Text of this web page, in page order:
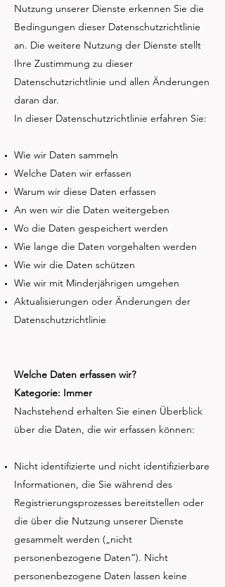
Nutzung unserer Dienste erkennen Sie die
Bedingungen dieser Datenschutzrichtlinie
an. Die weitere Nutzung der Dienste stellt
Ihre Zustimmung zu dieser
Datenschutzrichtlinie und allen Änderungen
daran dar.
In dieser Datenschutzrichtlinie erfahren Sie:
Wie wir Daten sammeln
Welche Daten wir erfassen
Warum wir diese Daten erfassen
An wen wir die Daten weitergeben
Wo die Daten gespeichert werden
Wie lange die Daten vorgehalten werden
Wie wir die Daten schützen
Wie wir mit Minderjährigen umgehen
Aktualisierungen oder Änderungen der
Datenschutzrichtlinie
Welche Daten erfassen wir?
Kategorie: Immer
Nachstehend erhalten Sie einen Überblick
über die Daten, die wir erfassen können:
Nicht identifizierte und nicht identifizierbare
Informationen, die Sie während des
Registrierungsprozesses bereitstellen oder
die über die Nutzung unserer Dienste
gesammelt werden („nicht
personenbezogene Daten“). Nicht
personenbezogene Daten lassen keine